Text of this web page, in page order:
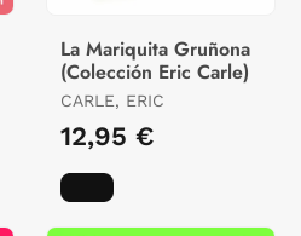
La Mariquita Gruñona
(Colección Eric Carle)
CARLE, ERIC
12,95 €